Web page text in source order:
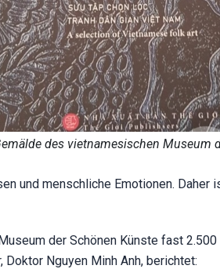
des vietnamesischen Museum
und menschliche Emotionen.
der Schönen Künste fast
Nguyen Minh Anh, berichtet: